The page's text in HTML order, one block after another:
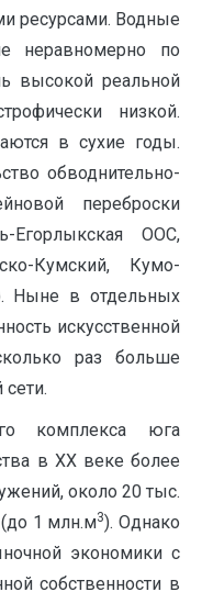
ресурсами. Водные
неравномерно по
высокой реальной
низкой.
в сухие годы.
обводнительно-
переброски
Егорлыкская ООС,
Кумский, Кумо-
Ныне в отдельных
искусственной
раз больше
комплекса юга
в XX веке более
около 20 тыс.
1 млн.м3). Однако
экономики с
собственности в